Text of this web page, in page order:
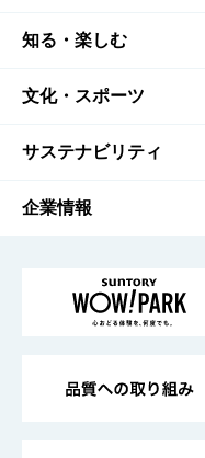
商品TOP
商品一覧
商品発売情報
栄養成分一覧
知る・楽しむ
知る・楽しむTOP
キャンペーン
工場見学
地域情報
文化・スポーツ
文化・スポーツTOP
サントリーホール
サントリーサンバー
サステナビリティ
サステナビリティ
サントリーが考え
企業情報
企業概要